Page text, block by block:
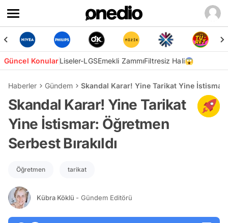
Güncel KonularLiseler-LGSEmekli ZammıFiltresiz Hali😱
Haberler Gündem Skandal Karar! Yine Tarikat Yine İstismar:
Skandal Karar! Yine Tarikat
Yine İstismar: Öğretmen
Serbest Bırakıldı
Öğretmen tarikat
Kübra Köklü - Gündem Editörü